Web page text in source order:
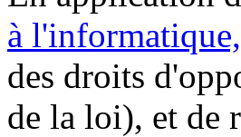
à
des droits
de la loi), et de